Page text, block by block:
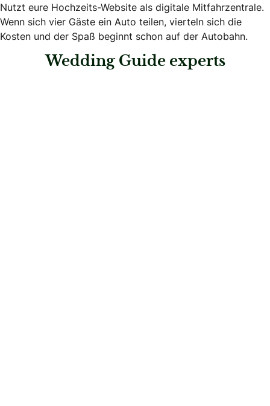
Nutzt eure Hochzeits-Website als digitale Mitfahrzentrale.
Wenn sich vier Gäste ein Auto teilen, vierteln sich die
Kosten und der Spaß beginnt schon auf der Autobahn.
Wedding Guide experts